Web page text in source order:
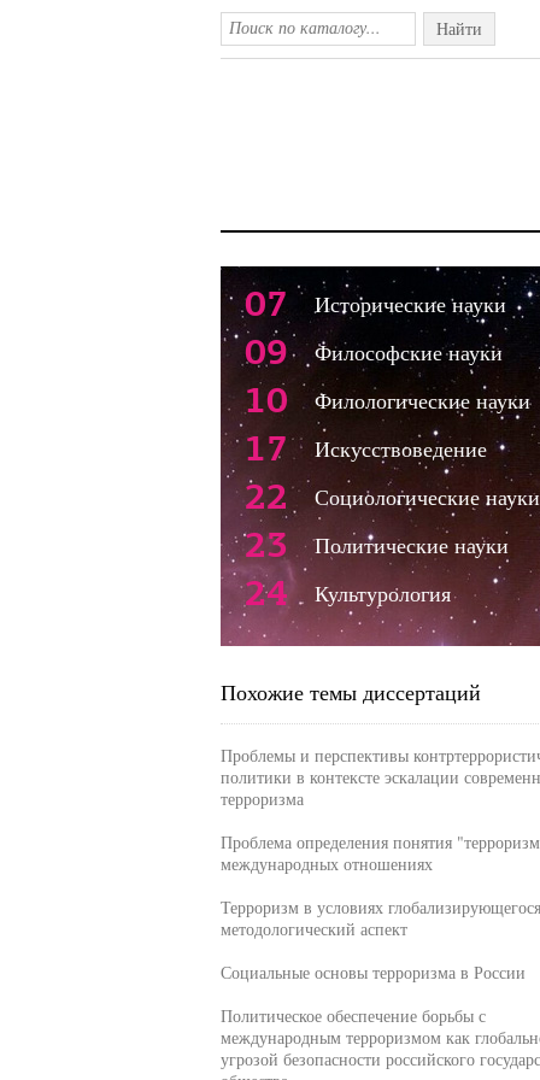
Найти
07 Исторические науки
09 Философские науки
10 Филологические науки
17 Искусствоведение
22 Социологические науки
23 Политические науки
24 Культурология
Похожие темы диссертаций
Проблемы и перспективы
политики в контексте эскалации
терроризма
Проблема определения понятия
международных отношениях
Терроризм в условиях
методологический аспект
Социальные основы терроризма в России
Политическое обеспечение борьбы с
международным терроризмом как
угрозой безопасности российского